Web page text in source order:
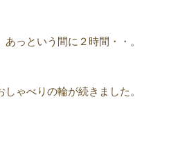
っという間に２時間・・。
ゃべりの輪が続きました。